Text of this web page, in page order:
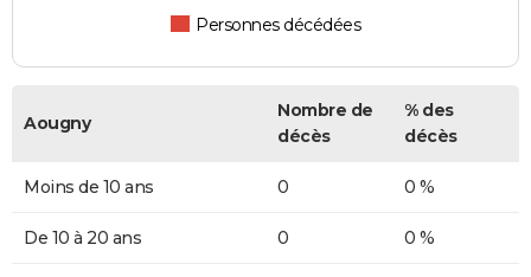
Personnes décédées
Aougny
Nombre de
décès
% des
décès
Moins de 10 ans 0 0 %
De 10 à 20 ans 0 0 %